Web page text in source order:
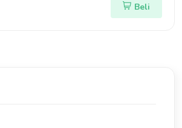
Beli